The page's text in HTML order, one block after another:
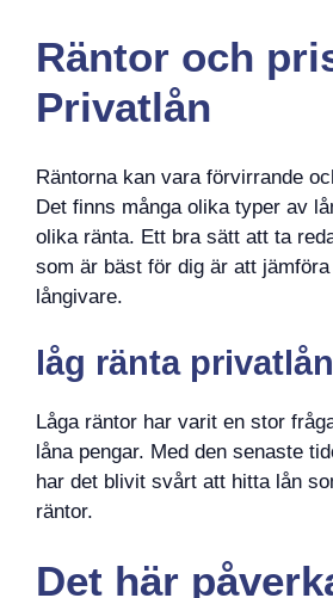
Räntor och
Privatlån
Räntorna kan vara förvirrande
Det finns många olika typer av
olika ränta. Ett bra sätt att ta
som är bäst för dig är att
långivare.
låg ränta privatlån
Låga räntor har varit en stor
låna pengar. Med den senaste
har det blivit svårt att hitta lån
räntor.
Det här